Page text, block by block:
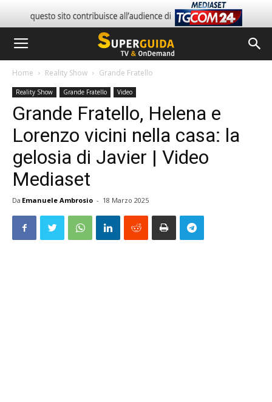
Home Reality Show Grande Fratello
Reality Show Grande Fratello Video
Grande Fratello, Helena e
Lorenzo vicini nella casa: la
gelosia di Javier | Video
Mediaset
Da Emanuele Ambrosio - 18 Marzo 2025